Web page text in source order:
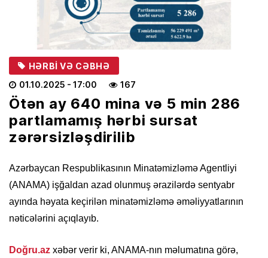
HƏRBI VƏ CƏBHƏ
01.10.2025 - 17:00 167
Ötən ay 640 mina və 5 min 286
partlamamış hərbi sursat
zərərsizləşdirilib
Azərbaycan Respublikasının Minatəmizləmə Agentliyi
(ANAMA) işğaldan azad olunmuş ərazilərdə sentyabr
ayında həyata keçirilən minatəmizləmə əməliyyatlarının
nəticələrini açıqlayıb.
Doğru.az xəbər verir ki, ANAMA-nın məlumatına görə,